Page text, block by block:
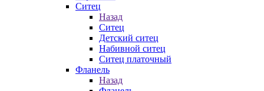
Ситец
Назад
Ситец
Детский ситец
Набивной ситец
Ситец платочный
Фланель
Назад